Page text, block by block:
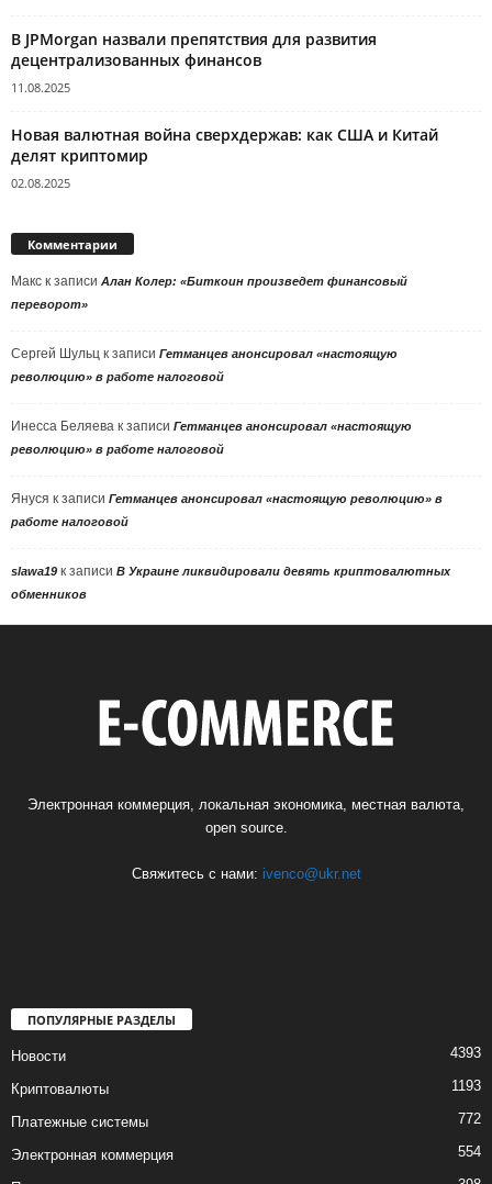
В JPMorgan назвали препятствия для развития
децентрализованных финансов
11.08.2025
Новая валютная война сверхдержав: как США и Китай
делят криптомир
02.08.2025
Комментарии
Макс к записи Алан Колер: «Биткоин произведет финансовый
переворот»
Сергей Шульц к записи Гетманцев анонсировал «настоящую
революцию» в работе налоговой
Инесса Беляева к записи Гетманцев анонсировал «настоящую
революцию» в работе налоговой
Януся к записи Гетманцев анонсировал «настоящую революцию» в
работе налоговой
slawa19 к записи В Украине ликвидировали девять криптовалютных
обменников
Электронная коммерция, локальная экономика, местная валюта,
open source.
Свяжитесь с нами: ivenco@ukr.net
ПОПУЛЯРНЫЕ РАЗДЕЛЫ
Новости 4393
Криптовалюты 1193
Платежные системы 772
Электронная коммерция 554